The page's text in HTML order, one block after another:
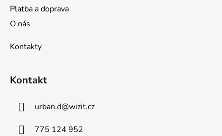
Platba a doprava
O nás
Kontakty
Kontakt
urban.d@wizit.cz
775 124 952